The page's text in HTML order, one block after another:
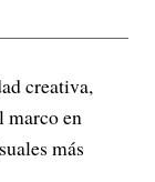
creativa,
marco en
más